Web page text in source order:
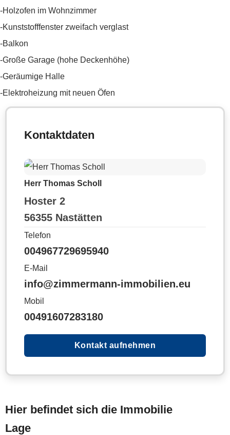
-Holzofen im Wohnzimmer
-Kunststofffenster zweifach verglast
-Balkon
-Große Garage (hohe Deckenhöhe)
-Geräumige Halle
-Elektroheizung mit neuen Öfen
Kontaktdaten
Herr Thomas Scholl
Hoster 2
56355 Nastätten
Telefon
004967729695940
E-Mail
info@zimmermann-immobilien.eu
Mobil
00491607283180
Kontakt aufnehmen
Hier befindet sich die Immobilie
Lage